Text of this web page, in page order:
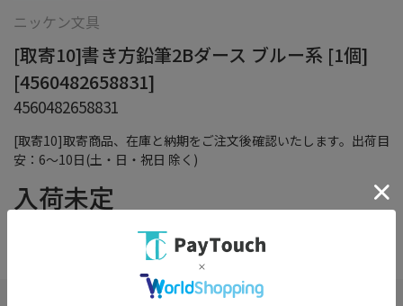
[取寄10]取寄商品、在庫と納期をご注文後確認いたします。出荷目
安：6～10日(土・日・祝日 除く)
ニッケン文具
[取寄10]書き方鉛筆2Bダース ブルー系 [1個]
[4560482658831]
4560482658831
入荷未定